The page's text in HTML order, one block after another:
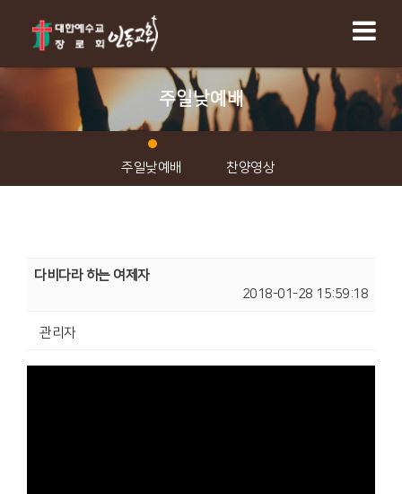
주일낮예배
주일낮예배 찬양영상
다비다라 하는 여제자
2018-01-28 15:59:18
관리자